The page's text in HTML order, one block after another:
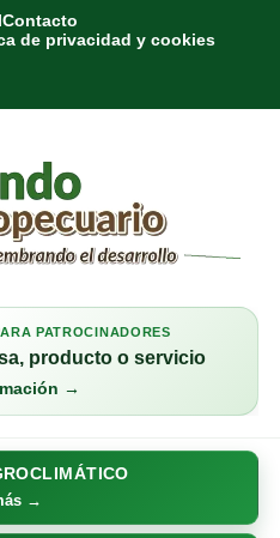
Contacto
de privacidad y cookies
PATROCINADORES
producto o servicio
→
→